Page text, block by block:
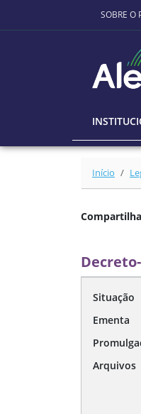
Ir para
SOBRE O
Início
Situação
Ementa
Arquivos